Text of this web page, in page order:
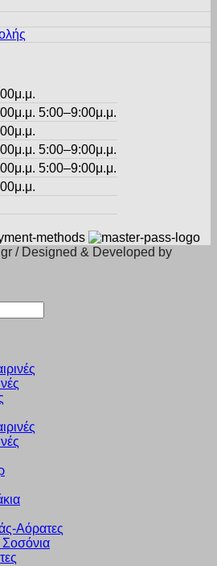
5:00–9:00μ.μ.
5:00–9:00μ.μ.
5:00–9:00μ.μ.
/ Designed & Developed by
Αόρατες
Σοσόνια